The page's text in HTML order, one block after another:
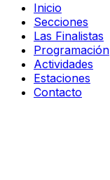
Inicio
Secciones
Las Finalistas
Programación
Actividades
Estaciones
Contacto